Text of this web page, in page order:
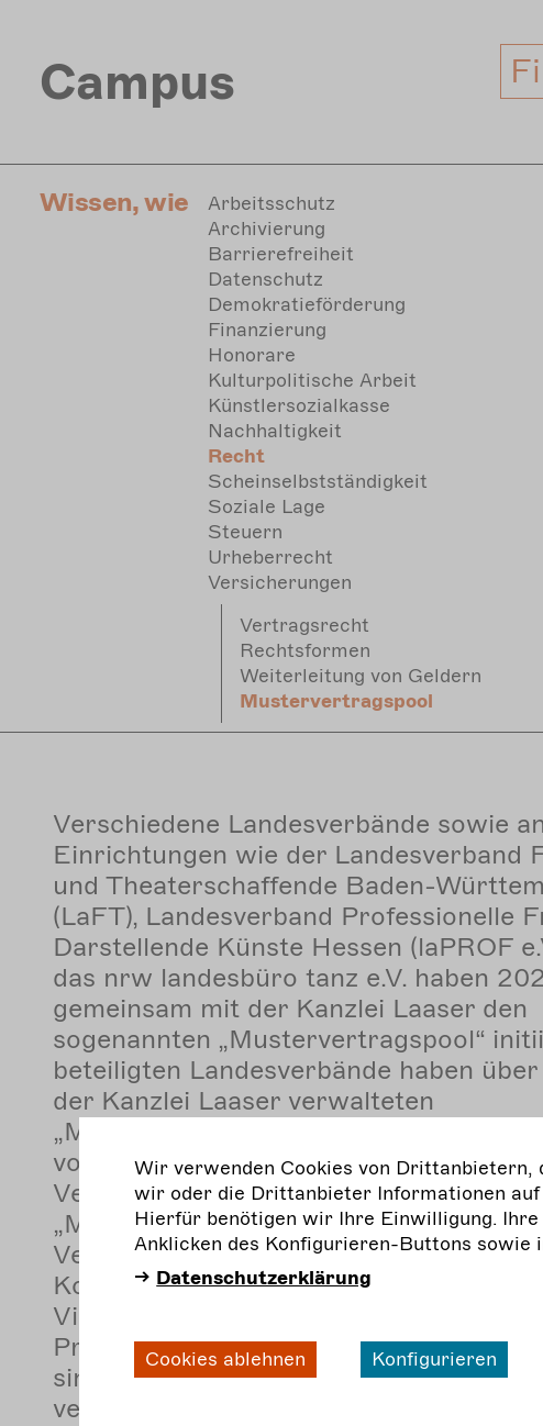
InhaltCampus
Wissen, wie
Arbeitsschutz
Archivierung
Barrierefreiheit
Datenschutz
Demokratieförderung
Finanzierung
Honorare
Kulturpolitische Arbeit
Künstlersozialkasse
Nachhaltigkeit
Recht
Scheinselbstständigkeit
Soziale Lage
Steuern
Urheberrecht
Versicherungen
Vertragsrecht
Rechtsformen
Weiterleitung von Geldern
Mustervertragspool
Verschiedene Landesverbände sowie
Einrichtungen wie der Landesverband
und Theaterschaffende Baden-
(LaFT), Landesverband Professionelle
Darstellende Künste Hessen (laPROF
das nrw landesbüro tanz e.V. haben
gemeinsam mit der Kanzlei Laaser den
sogenannten „Mustervertragspool“
beteiligten Landesverbände haben
der Kanzlei Laaser verwalteten
„Mustervertragspool“ Zugang zu einer
von Musterverträgen, die als Vorlagen
Vertragserstellungen zur Verfügung
„Mustervertragspool“ umfasst bisher
Verträge u.a. zu den Themen Regie,
Ko-Produktion, Tanz, Puppe, Bühne/
Video/Film, Darsteller*innen und
Produktionsleitungen etc. Die
sind überwiegend auf Deutsch und auf
verfügbar.
Wir verwenden Cookies von Drittanbietern,
wir oder die Drittanbieter Informationen auf
Hierfür benötigen wir Ihre Einwilligung.
Anklicken des Konfigurieren-Buttons sowie
Datenschutzerklärung
Cookies ablehnen Konfigurieren